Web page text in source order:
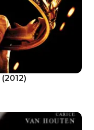
(2012)